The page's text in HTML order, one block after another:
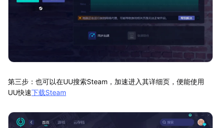
第三步：也可以在UU搜索Steam，加速进入其详细页，便能使用
UU快速下载Steam